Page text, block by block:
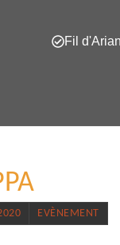
Fil
EVÈNEMENT